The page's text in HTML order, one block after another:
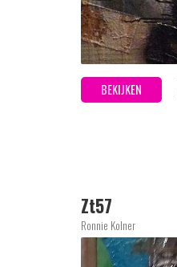
BEKIJKEN
Zt57
Ronnie Kolner